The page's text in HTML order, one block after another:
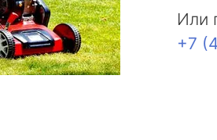
Или
+7